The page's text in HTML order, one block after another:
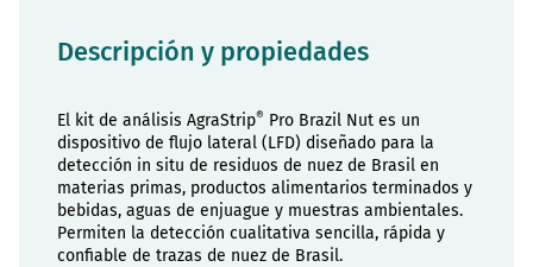
Descripción y propiedades
El kit de análisis AgraStrip® Pro Brazil Nut es un
dispositivo de flujo lateral (LFD) diseñado para la
detección in situ de residuos de nuez de Brasil en
materias primas, productos alimentarios terminados y
bebidas, aguas de enjuague y muestras ambientales.
Permiten la detección cualitativa sencilla, rápida y
confiable de trazas de nuez de Brasil.